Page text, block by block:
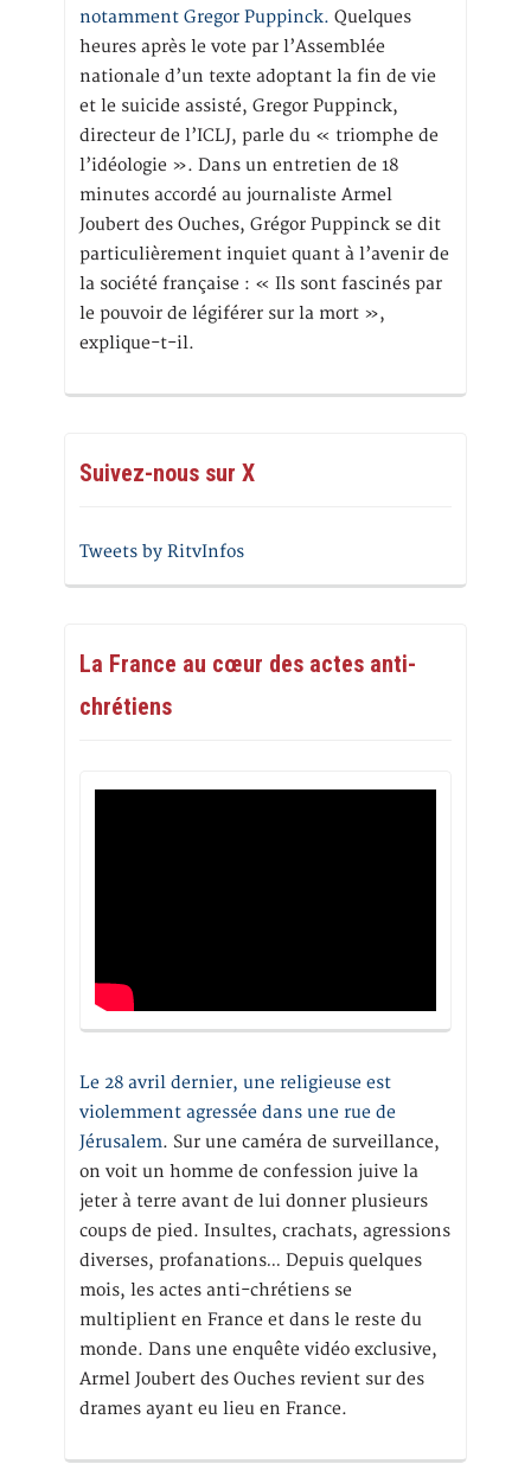
notamment Gregor Puppinck. Quelques
heures après le vote par l’Assemblée
nationale d’un texte adoptant la fin de vie
et le suicide assisté, Gregor Puppinck,
directeur de l’ICLJ, parle du « triomphe de
l’idéologie ». Dans un entretien de 18
minutes accordé au journaliste Armel
Joubert des Ouches, Grégor Puppinck se dit
particulièrement inquiet quant à l’avenir de
la société française : « Ils sont fascinés par
le pouvoir de légiférer sur la mort »,
explique-t-il.
Suivez-nous sur X
Tweets by RitvInfos
La France au cœur des actes anti-
chrétiens
Le 28 avril dernier, une religieuse est
violemment agressée dans une rue de
Jérusalem. Sur une caméra de surveillance,
on voit un homme de confession juive la
jeter à terre avant de lui donner plusieurs
coups de pied. Insultes, crachats, agressions
diverses, profanations… Depuis quelques
mois, les actes anti-chrétiens se
multiplient en France et dans le reste du
monde. Dans une enquête vidéo exclusive,
Armel Joubert des Ouches revient sur des
drames ayant eu lieu en France.